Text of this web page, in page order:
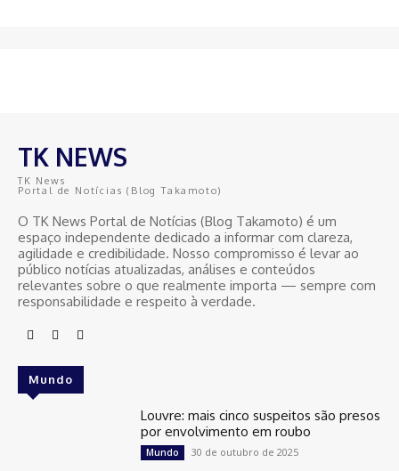
TK NEWS
TK News
Portal de Notícias (Blog Takamoto)
O TK News Portal de Notícias (Blog Takamoto) é um
espaço independente dedicado a informar com clareza,
agilidade e credibilidade. Nosso compromisso é levar ao
público notícias atualizadas, análises e conteúdos
relevantes sobre o que realmente importa — sempre com
responsabilidade e respeito à verdade.
Mundo
Louvre: mais cinco suspeitos são presos
por envolvimento em roubo
Mundo 30 de outubro de 2025